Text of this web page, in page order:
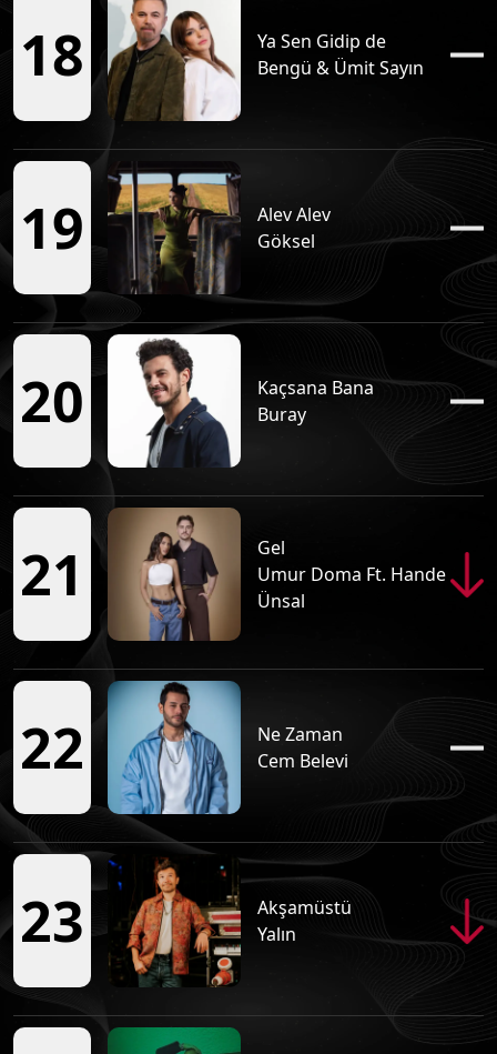
30 KAFA Şarkı
Dilek ile Kendine Çok İyi Bak
Tüm Podcastleri
18
Ya Sen Gidip de
Bengü & Ümit Sayın
19
Alev Alev
Göksel
20
Kaçsana Bana
Buray
21
Gel
Umur Doma Ft. Hande
Ünsal
22
Ne Zaman
Cem Belevi
23
Akşamüstü
Yalın